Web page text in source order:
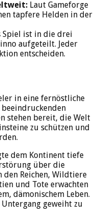
Laut Gameforge
tapfere Helden in der
Spiel ist in die drei
aufgeteilt. Jeder
entscheiden.
in eine fernöstliche
stehen bereit, die Welt
zu schützen und
dem Kontinent tiefe
über die
den Reichen, Wildtiere
und Tote erwachten
dämonischem Leben.
geweiht zu